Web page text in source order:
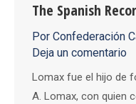
The Spanish
Por Confederación
Deja un comentario
Lomax fue el hijo de
A. Lomax, con quien